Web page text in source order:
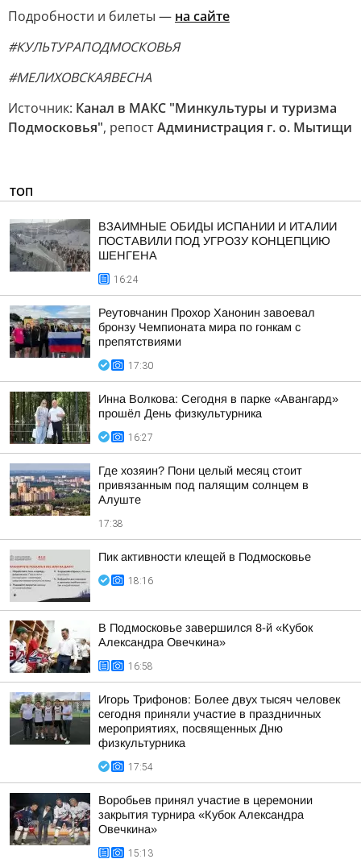
Подробности и билеты — на сайте
#КУЛЬТУРАПОДМОСКОВЬЯ
#МЕЛИХОВСКАЯВЕСНА
Источник: Канал в МАКС "Минкультуры и туризма
Подмосковья", репостАдминистрация г. о. Мытищи
ТОП
ВЗАИМНЫЕ ОБИДЫ ИСПАНИИ И ИТАЛИИ
ПОСТАВИЛИ ПОД УГРОЗУ КОНЦЕПЦИЮ
ШЕНГЕНА
16:24
Реутовчанин Прохор Ханонин завоевал
бронзу Чемпионата мира по гонкам с
препятствиями
17:30
Инна Волкова: Сегодня в парке «Авангард»
прошёл День физкультурника
16:27
Где хозяин? Пони целый месяц стоит
привязанным под палящим солнцем в
Алуште
17:38
Пик активности клещей в Подмосковье
18:16
В Подмосковье завершился 8-й «Кубок
Александра Овечкина»
16:58
Игорь Трифонов: Более двух тысяч человек
сегодня приняли участие в праздничных
мероприятиях, посвященных Дню
физкультурника
17:54
Воробьев принял участие в церемонии
закрытия турнира «Кубок Александра
Овечкина»
15:13